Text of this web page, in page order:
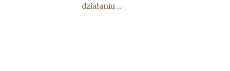
działaniu ...